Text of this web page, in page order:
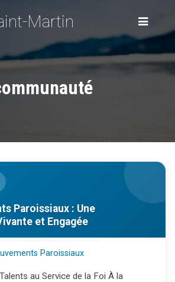
Martin
Paroissiaux : Une
et Engagée
Paroissiaux
au Service de la Foi À la